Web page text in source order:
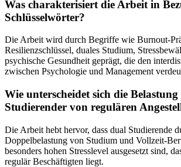
Was charakterisiert die Arbeit in
Schlüsselwörter?
Die Arbeit wird durch Begriffe wie Burnout-
Resilienzschlüssel, duales Studium,
psychische Gesundheit geprägt, die den
zwischen Psychologie und Management
Wie unterscheidet sich die
Studierender von regulären
Die Arbeit hebt hervor, dass dual Studierende
Doppelbelastung von Studium und Vollzeit-
besonders hohen Stresslevel ausgesetzt sind,
regulär Beschäftigten liegt.